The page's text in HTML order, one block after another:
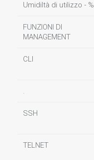
Umidiltà di utilizzo - %
FUNZIONI DI
MANAGEMENT
CLI
.
SSH
TELNET